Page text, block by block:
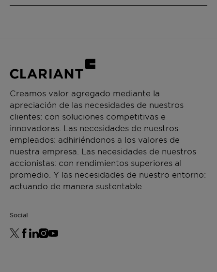
Creamos valor agregado mediante la
apreciación de las necesidades de nuestros
clientes: con soluciones competitivas e
innovadoras. Las necesidades de nuestros
empleados: adhiriéndonos a los valores de
nuestra empresa. Las necesidades de nuestros
accionistas: con rendimientos superiores al
promedio. Y las necesidades de nuestro entorno:
actuando de manera sustentable.
Social